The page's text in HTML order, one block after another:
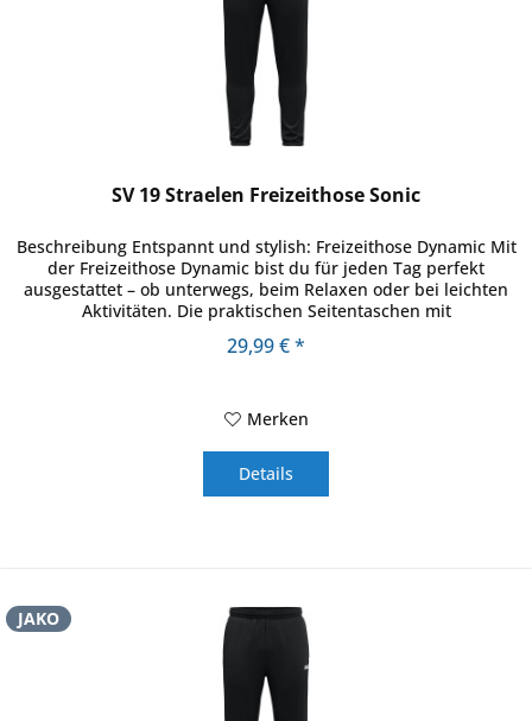
SV 19 Straelen Freizeithose Sonic
Beschreibung Entspannt und stylish: Freizeithose Dynamic Mit
der Freizeithose Dynamic bist du für jeden Tag perfekt
ausgestattet – ob unterwegs, beim Relaxen oder bei leichten
Aktivitäten. Die praktischen Seitentaschen mit
29,99 € *
Merken
Details
JAKO